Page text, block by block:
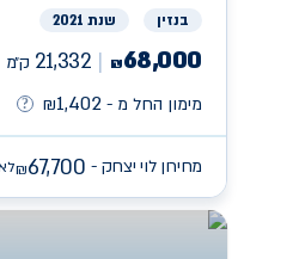
בנזין שנת 2021
₪68,000
21,332 ק״מ
מימון החל מ -
₪1,402
מחירון לוי יצחק - ₪67,700